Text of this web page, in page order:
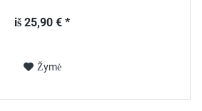
iš 25,90 € *
Žymė